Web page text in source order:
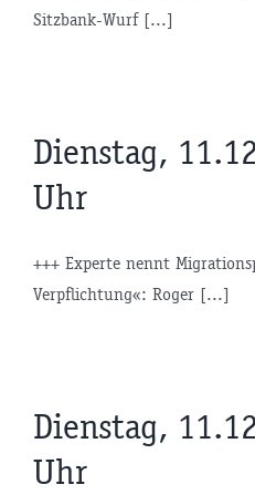
Sitzbank-Wurf [...]
Dienstag,
Uhr
+++ Experte nennt
Verpflichtung«: Roger [...]
Dienstag,
Uhr